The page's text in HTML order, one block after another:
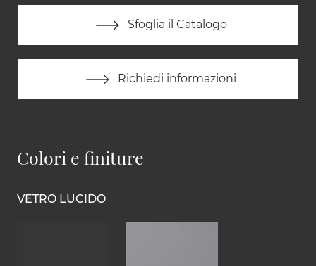
Sfoglia il Catalogo
Richiedi informazioni
Colori e finiture
VETRO LUCIDO